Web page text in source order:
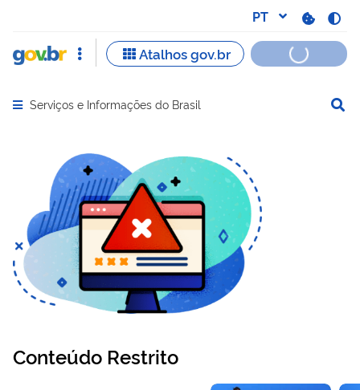
Abrir menu principal de navegação
Serviços e Informações do Brasil
Conteúdo Restrito